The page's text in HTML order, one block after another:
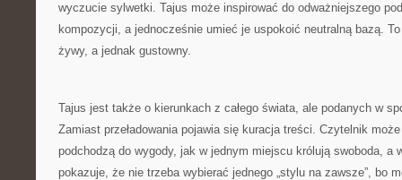
wyczucie sylwetki. Tajus może inspirować do odważniejszego
kompozycji, a jednocześnie umieć je uspokoić neutralną bazą.
żywy, a jednak gustowny.
Tajus jest także o kierunkach z całego świata, ale podanych w
Zamiast przeładowania pojawia się kuracja treści. Czytelnik
podchodzą do wygody, jak w jednym miejscu królują swoboda, a
pokazuje, że nie trzeba wybierać jednego „stylu na zawsze”, bo